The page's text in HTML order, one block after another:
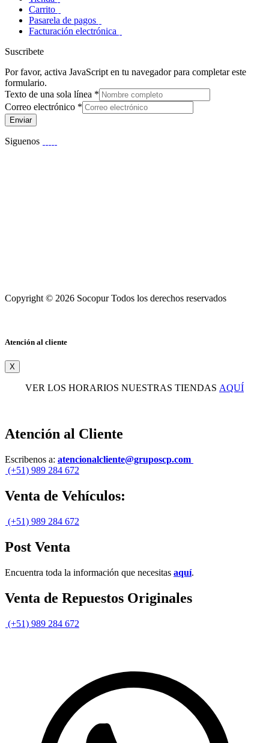
Carrito
Pasarela de pagos
Facturación electrónica
Suscribete
Por favor, activa JavaScript en tu navegador para completar este
formulario.
Texto de una sola línea *
Correo electrónico *
Enviar
Siguenos
Copyright © 2026 Socopur Todos los derechos reservados
Atención al cliente
X
VER LOS HORARIOS NUESTRAS TIENDAS AQUÍ
Atención al Cliente
Escribenos a: atencionalcliente@gruposcp.com
(+51) 989 284 672
Venta de Vehículos:
(+51) 989 284 672
Post Venta
Encuentra toda la información que necesitas aquí.
Venta de Repuestos Originales
(+51) 989 284 672